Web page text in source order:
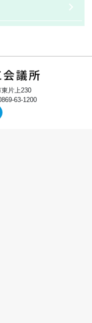
片上230
63-1200